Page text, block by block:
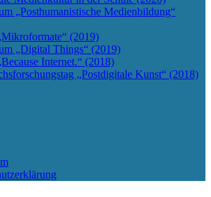
„Posthumanistische Medienbildung“
(2019)
„Digital Things“ (2019)
Internet.“ (2018)
„Postdigitale Kunst“ (2018)